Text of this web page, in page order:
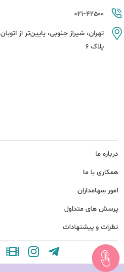
درباره ما
همکاری با ما
امور سهامداران
پرسش های متداول
نظرات و پیشنهادات
021-42500
پلاک 6